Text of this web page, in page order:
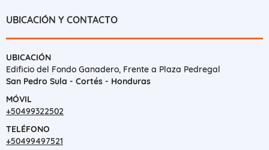
UBICACIÓN Y CONTACTO
UBICACIÓN
Edificio del Fondo Ganadero, Frente a Plaza Pedregal
San Pedro Sula - Cortés - Honduras
MÓVIL
+50499322502
TELÉFONO
+50499497521